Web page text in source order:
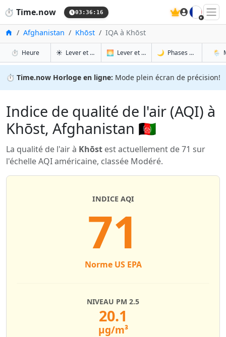
⏱️ Time.now 03:36:16 🇫🇷
Accueil
Afghanistan Khōst IQA à Khōst
⏱️ Heureà Khōst☀️ Lever et coucher du soleil à Khōst
🌅 Lever et coucher du soleil demain à
🌙 Phases de la Lune à
🌦️
⏱️ Time.now Horloge en ligne: Mode plein écran de précision!
Indice de qualité de l'air (AQI) à
Khōst, Afghanistan 🇦🇫
La qualité de l'air à Khōst est actuellement de 71 sur
l'échelle AQI américaine, classée Modéré.
INDICE AQI
71
Norme US EPA
NIVEAU PM 2.5
20.1
µg/m³